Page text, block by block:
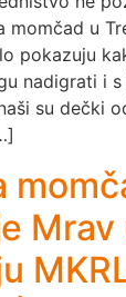
momčad u
pokazuju
nadigrati i
su dečki
Mrav